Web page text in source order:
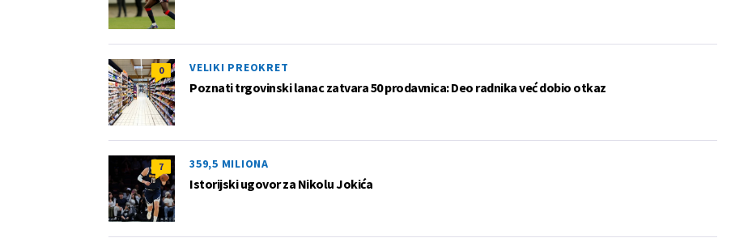
0 VELIKI PREOKRET
Poznati trgovinski lanac zatvara 50 prodavnica: Deo radnika već dobio otkaz
7 359,5 MILIONA
Istorijski ugovor za Nikolu Jokića